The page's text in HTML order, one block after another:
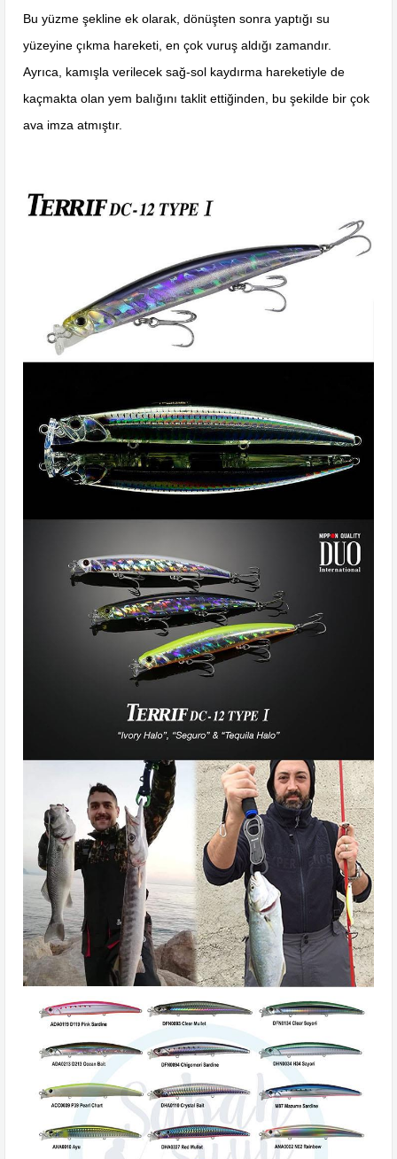
Bu yüzme şekline ek olarak, dönüşten sonra yaptığı su
yüzeyine çıkma hareketi, en çok vuruş aldığı zamandır.
Ayrıca, kamışla verilecek sağ-sol kaydırma hareketiyle de
kaçmakta olan yem balığını taklit ettiğinden, bu şekilde bir çok
ava imza atmıştır.